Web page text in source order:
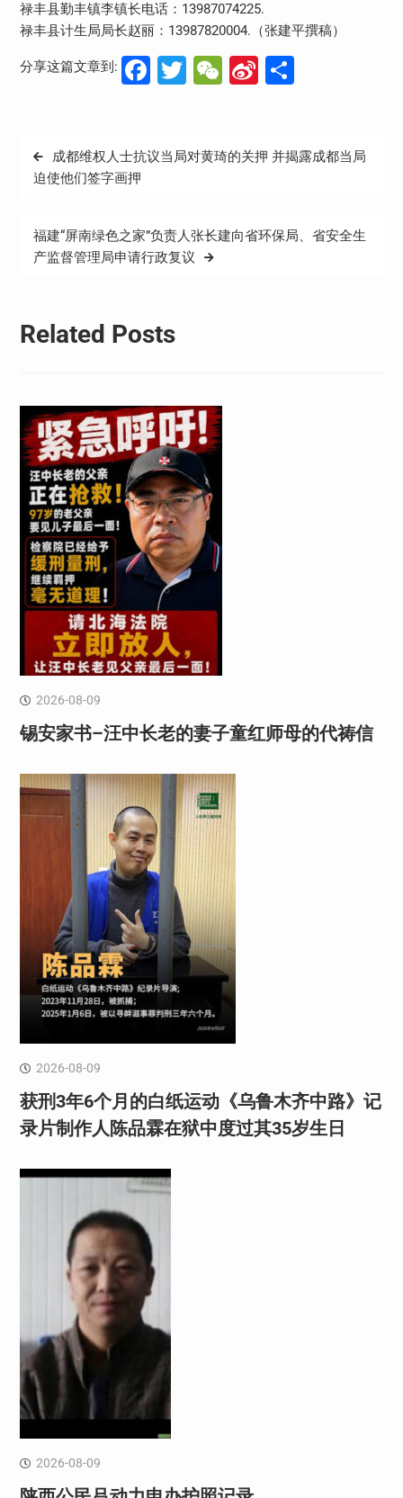
禄丰县勤丰镇李镇长电话：13987074225.
禄丰县计生局局长赵丽：13987820004.（张建平撰稿）
分享这篇文章到: Facebook
Twitter
WeChat
Sina分
文
章
航
成都维权人士抗议当局对黄琦的关押 并揭露成都当局
迫使他们签字画押
福建“屏南绿色之家”负责人张长建向省环保局、省安全生
产监督管理局申请行政复议
Related Posts
2026-08-09
锡安家书–汪中长老的妻子童红⁩师母的代祷信
2026-08-09
获刑3年6个月的白纸运动《乌鲁木齐中路》记
录片制作人陈品霖在狱中度过其35岁生日
2026-08-09